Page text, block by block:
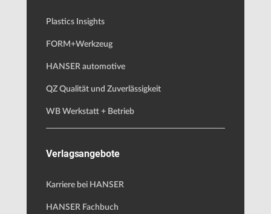
Plastics Insights
FORM+Werkzeug
HANSER automotive
QZ Qualität und Zuverlässigkeit
WB Werkstatt + Betrieb
Verlagsangebote
Karriere bei HANSER
HANSER Fachbuch